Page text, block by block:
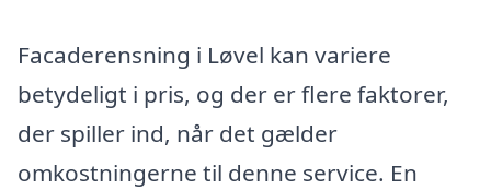
Facaderensning i Løvel kan variere
betydeligt i pris, og der er flere faktorer,
der spiller ind, når det gælder
omkostningerne til denne service. En